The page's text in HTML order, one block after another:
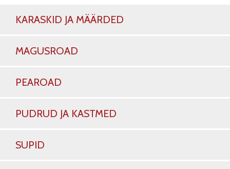
KARASKID JA MÄÄRDED
MAGUSROAD
PEAROAD
PUDRUD JA KASTMED
SUPID